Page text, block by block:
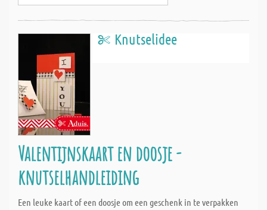
Knutselidee
Valentijnskaart en doosje -
knutselhandleiding
Een leuke kaart of een doosje om een geschenk in te verpakken